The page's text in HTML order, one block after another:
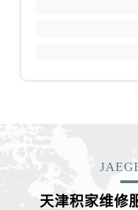
天津积家维修